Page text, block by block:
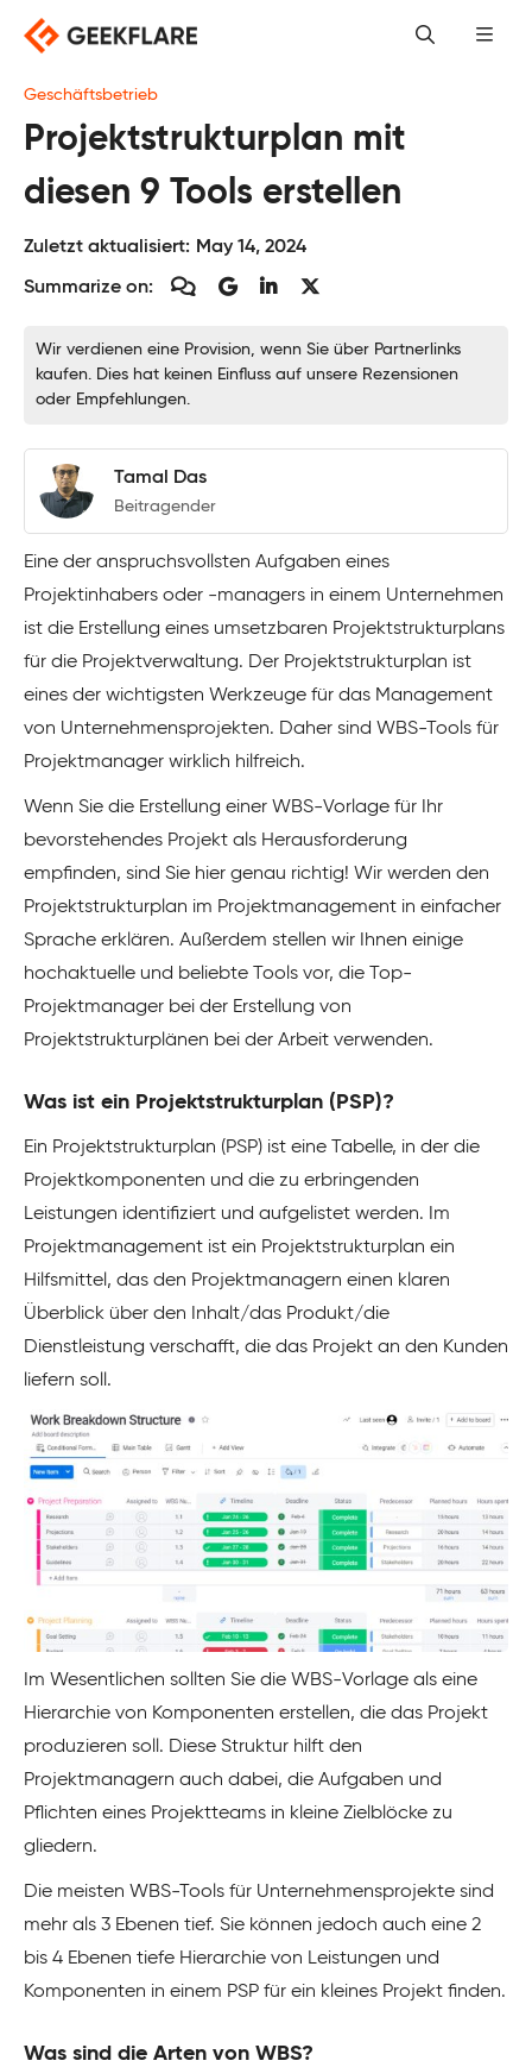
Skip
content
Geschäftsbetrieb
Projektstrukturplan mit
diesen 9 Tools erstellen
Zuletzt aktualisiert: May 14, 2024
Summarize on:
Wir verdienen eine Provision, wenn Sie über Partnerlinks
kaufen. Dies hat keinen Einfluss auf unsere Rezensionen
oder Empfehlungen.
Tamal Das
Beitragender
Eine der anspruchsvollsten Aufgaben eines
Projektinhabers oder -managers in einem Unternehmen
ist die Erstellung eines umsetzbaren Projektstrukturplans
für die Projektverwaltung. Der Projektstrukturplan ist
eines der wichtigsten Werkzeuge für das Management
von Unternehmensprojekten. Daher sind WBS-Tools für
Projektmanager wirklich hilfreich.
Wenn Sie die Erstellung einer WBS-Vorlage für Ihr
bevorstehendes Projekt als Herausforderung
empfinden, sind Sie hier genau richtig! Wir werden den
Projektstrukturplan im Projektmanagement in einfacher
Sprache erklären. Außerdem stellen wir Ihnen einige
hochaktuelle und beliebte Tools vor, die Top-
Projektmanager bei der Erstellung von
Projektstrukturplänen bei der Arbeit verwenden.
Was ist ein Projektstrukturplan (PSP)?
Ein Projektstrukturplan (PSP) ist eine Tabelle, in der die
Projektkomponenten und die zu erbringenden
Leistungen identifiziert und aufgelistet werden. Im
Projektmanagement ist ein Projektstrukturplan ein
Hilfsmittel, das den Projektmanagern einen klaren
Überblick über den Inhalt/das Produkt/die
Dienstleistung verschafft, die das Projekt an den Kunden
liefern soll.
Im Wesentlichen sollten Sie die WBS-Vorlage als eine
Hierarchie von Komponenten erstellen, die das Projekt
produzieren soll. Diese Struktur hilft den
Projektmanagern auch dabei, die Aufgaben und
Pflichten eines Projektteams in kleine Zielblöcke zu
gliedern.
Die meisten WBS-Tools für Unternehmensprojekte sind
mehr als 3 Ebenen tief. Sie können jedoch auch eine 2
bis 4 Ebenen tiefe Hierarchie von Leistungen und
Komponenten in einem PSP für ein kleines Projekt finden.
Was sind die Arten von WBS?